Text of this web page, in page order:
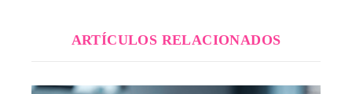
ARTÍCULOS RELACIONADOS